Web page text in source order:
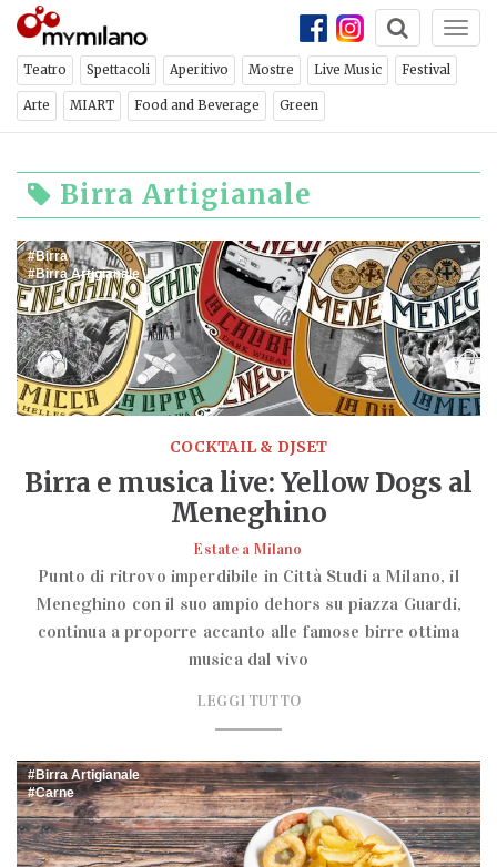
Teatro Spettacoli Aperitivo Mostre Live Music Festival
Arte MIART Food and Beverage Green
Birra Artigianale
Birra
Birra Artigianale
COCKTAIL & DJSET
Birra e musica live: Yellow Dogs al
Meneghino
Estate a Milano
Punto di ritrovo imperdibile in Città Studi a Milano, il
Meneghino con il suo ampio dehors su piazza Guardi,
continua a proporre accanto alle famose birre ottima
musica dal vivo
LEGGI TUTTO
Birra Artigianale
Carne